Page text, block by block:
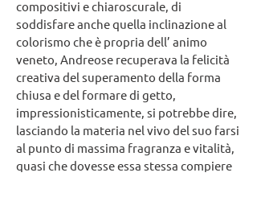
compositivi e chiaroscurale, di
soddisfare anche quella inclinazione al
colorismo che è propria dell’ animo
veneto, Andreose recuperava la felicità
creativa del superamento della forma
chiusa e del formare di getto,
impressionisticamente, si potrebbe dire,
lasciando la materia nel vivo del suo farsi
al punto di massima fragranza e vitalità,
quasi che dovesse essa stessa compiere